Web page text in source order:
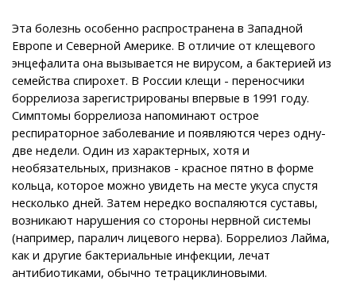
Эта болезнь особенно распространена в Западной
Европе и Северной Америке. В отличие от клещевого
энцефалита она вызывается не вирусом, а бактерией из
семейства спирохет. В России клещи - переносчики
боррелиоза зарегистрированы впервые в 1991 году.
Симптомы боррелиоза напоминают острое
респираторное заболевание и появляются через одну-
две недели. Один из характерных, хотя и
необязательных, признаков - красное пятно в форме
кольца, которое можно увидеть на месте укуса спустя
несколько дней. Затем нередко воспаляются суставы,
возникают нарушения со стороны нервной системы
(например, паралич лицевого нерва). Боррелиоз Лайма,
как и другие бактериальные инфекции, лечат
антибиотиками, обычно тетрациклиновыми.